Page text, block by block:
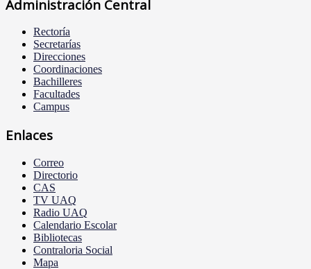
Administración Central
Rectoría
Secretarías
Direcciones
Coordinaciones
Bachilleres
Facultades
Campus
Enlaces
Correo
Directorio
CAS
TV UAQ
Radio UAQ
Calendario Escolar
Bibliotecas
Contraloria Social
Mapa